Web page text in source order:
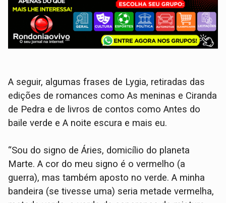
A seguir, algumas frases de Lygia, retiradas das
edições de romances como As meninas e Ciranda
de Pedra e de livros de contos como Antes do
baile verde e A noite escura e mais eu.
“Sou do signo de Áries, domicílio do planeta
Marte. A cor do meu signo é o vermelho (a
guerra), mas também aposto no verde. A minha
bandeira (se tivesse uma) seria metade vermelha,